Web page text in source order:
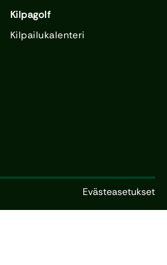
Kilpagolf
Kilpailukalenteri
Evästeasetukset